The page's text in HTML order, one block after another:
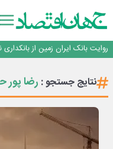
اجرای برنامه تحول بانک با تمرکز
داد
روایت بانک ایران زمین از
سرپرست اداره کل روابط عمومی
اجرای برنامه تحول بانک با تمرکز بر
نتایج جستجو : رضا